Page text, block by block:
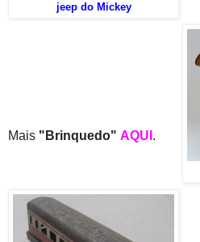
jeep do Mickey
Mais "Brinquedo" AQUI .